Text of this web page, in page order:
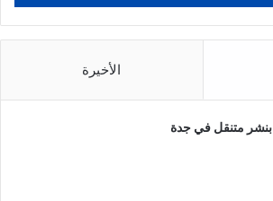
الأخيرة
بنشر متنقل في جدة